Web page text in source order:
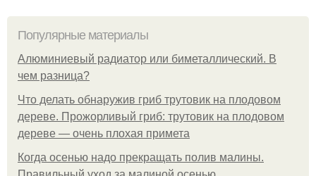
Популярные материалы
Алюминиевый радиатор или биметаллический. В
чем разница?
Что делать обнаружив гриб трутовик на плодовом
дереве. Прожорливый гриб: трутовик на плодовом
дереве — очень плохая примета
Когда осенью надо прекращать полив малины.